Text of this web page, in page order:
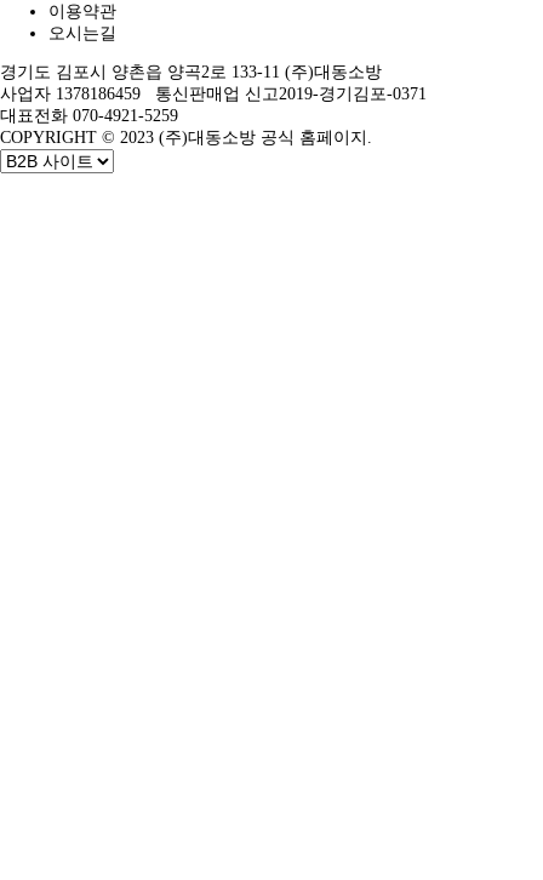
이용약관
오시는길
경기도 김포시 양촌읍 양곡2로 133-11 (주)대동소방
사업자 1378186459 통신판매업 신고2019-경기김포-0371
대표전화 070-4921-5259
COPYRIGHT © 2023 (주)대동소방 공식 홈페이지.